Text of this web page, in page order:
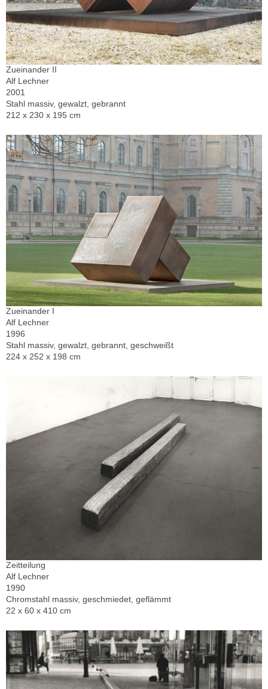
Zueinander II
Alf Lechner
2001
Stahl massiv, gewalzt, gebrannt
212 x 230 x 195 cm
Zueinander I
Alf Lechner
1996
Stahl massiv, gewalzt, gebrannt, geschweißt
224 x 252 x 198 cm
Zeitteilung
Alf Lechner
1990
Chromstahl massiv, geschmiedet, geflämmt
22 x 60 x 410 cm